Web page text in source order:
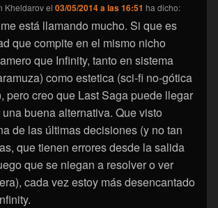
Kheldarovel03/05/2014 a las 16:51 ha dicho:
está llamando mucho. Si que es
que compite en el mismo nicho
que Infinity, tanto en sistema
como estetica (sci-fi no-gótica
pero creo que Last Saga puede llegar
una buena alternativa. Que visto
de las últimas decisiones (y no tan
que tienen errores desde la salida
que se niegan a resolver o ver
cada vez estoy más desencantado